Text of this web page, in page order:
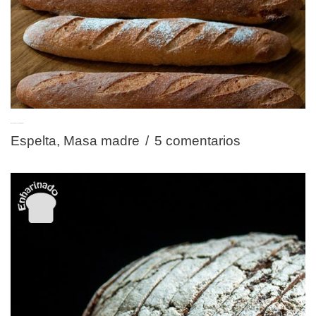
Espelta, Masa madre 5 comentarios